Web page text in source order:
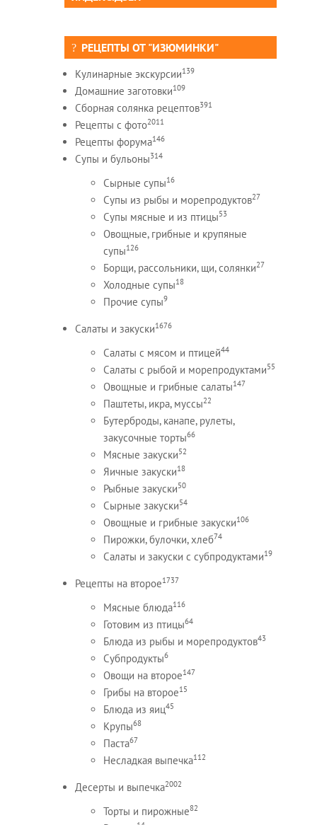
РЕЦЕПТЫ ОТ "ИЗЮМИНКИ"
Кулинарные экскурсии139
Домашние заготовки109
Сборная солянка рецептов391
Рецепты c фото2011
Рецепты форума146
Супы и бульоны314
Сырные супы16
Супы из рыбы и морепродуктов27
Супы мясные и из птицы53
Овощные, грибные и крупяные
супы126
Борщи, рассольники, щи, солянки27
Холодные супы18
Прочие супы9
Салаты и закуски1676
Салаты с мясом и птицей44
Салаты с рыбой и морепродуктами55
Овощные и грибные салаты147
Паштеты, икра, муссы22
Бутерброды, канапе, рулеты,
закусочные торты66
Мясные закуски52
Яичные закуски18
Рыбные закуски50
Сырные закуски54
Овощные и грибные закуски106
Пирожки, булочки, хлеб74
Салаты и закуски с субпродуктами19
Рецепты на второе1737
Мясные блюда116
Готовим из птицы64
Блюда из рыбы и морепродуктов43
Субпродукты6
Овощи на второе147
Грибы на второе15
Блюда из яиц45
Крупы68
Паста67
Несладкая выпечка112
Десерты и выпечка2002
Торты и пирожные82